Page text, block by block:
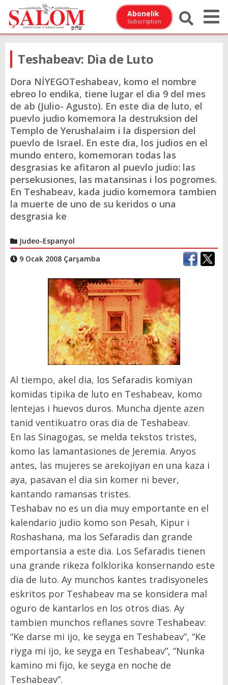
Abonelik
Subscription
Teshabeav: Dia de Luto
Dora NİYEGOTeshabeav, komo el nombre
ebreo lo endika, tiene lugar el dia 9 del mes
de ab (Julio- Agusto). En este dia de luto, el
puevlo judio komemora la destruksion del
Templo de Yerushalaim i la dispersion del
puevlo de Israel. En este dia, los judios en el
mundo entero, komemoran todas las
desgrasias ke afitaron al puevlo judio: las
persekusiones, las matansinas i los pogromes.
En Teshabeav, kada judio komemora tambien
la muerte de uno de su keridos o una
desgrasia ke
Judeo-Espanyol
9 Ocak 2008 Çarşamba
Al tiempo, akel dia, los Sefaradis komiyan
komidas tipika de luto en Teshabeav, komo
lentejas i huevos duros. Muncha djente azen
tanid ventikuatro oras dia de Teshabeav.
En las Sinagogas, se melda tekstos tristes,
komo las lamantasiones de Jeremia. Anyos
antes, las mujeres se arekojiyan en una kaza i
aya, pasavan el dia sin komer ni bever,
kantando ramansas tristes.
Teshabav no es un dia muy emportante en el
kalendario judio komo son Pesah, Kipur i
Roshashana, ma los Sefaradis dan grande
emportansia a este dia. Los Sefaradis tienen
una grande rikeza folklorika konsernando este
dia de luto. Ay munchos kantes tradisyoneles
eskritos por Teshabeav ma se konsidera mal
oguro de kantarlos en los otros dias. Ay
tambien munchos reflanes sovre Teshabeav:
“Ke darse mi ijo, ke seyga en Teshabeav”, “Ke
riyga mi ijo, ke seyga en Teshabeav”, “Nunka
kamino mi fijo, ke seyga en noche de
Teshabeav”.